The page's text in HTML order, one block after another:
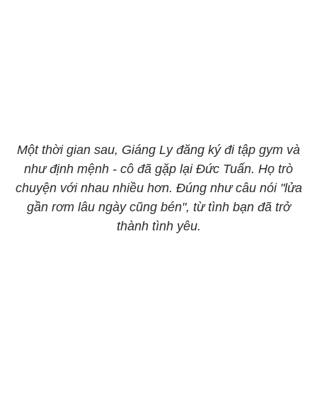
Một thời gian sau, Giáng Ly đăng ký đi tập gym và
như định mệnh - cô đã gặp lại Đức Tuấn. Họ trò
chuyện với nhau nhiều hơn. Đúng như câu nói "lửa
gần rơm lâu ngày cũng bén", từ tình bạn đã trở
thành tình yêu.